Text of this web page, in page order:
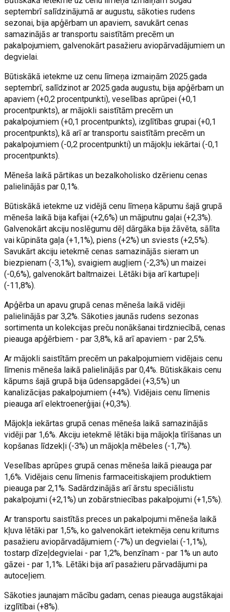
septembrī salīdzinājumā ar augustu, sākoties rudens
sezonai, bija apģērbam un apaviem, savukārt cenas
samazinājās ar transportu saistītām precēm un
pakalpojumiem, galvenokārt pasažieru aviopārvadājumiem un
degvielai.
Būtiskākā ietekme uz cenu līmeņa izmaiņām 2025.gada
septembrī, salīdzinot ar 2025.gada augustu, bija apģērbam un
apaviem (+0,2 procentpunkti), veselības aprūpei (+0,1
procentpunkts), ar mājokli saistītām precēm un
pakalpojumiem (+0,1 procentpunkts), izglītības grupai (+0,1
procentpunkts), kā arī ar transportu saistītām precēm un
pakalpojumiem (-0,2 procentpunkti) un mājokļu iekārtai (-0,1
procentpunkts).
Mēneša laikā pārtikas un bezalkoholisko dzērienu cenas
palielinājās par 0,1%.
Būtiskākā ietekme uz vidējā cenu līmeņa kāpumu šajā grupā
mēneša laikā bija kafijai (+2,6%) un mājputnu gaļai (+2,3%).
Galvenokārt akciju noslēgumu dēļ dārgāka bija žāvēta, sālīta
vai kūpināta gaļa (+1,1%), piens (+2%) un sviests (+2,5%).
Savukārt akciju ietekmē cenas samazinājās sieram un
biezpienam (-3,1%), svaigiem augļiem (-2,3%) un maizei
(-0,6%), galvenokārt baltmaizei. Lētāki bija arī kartupeļi
(-11,8%).
Apģērba un apavu grupā cenas mēneša laikā vidēji
palielinājās par 3,2%. Sākoties jaunās rudens sezonas
sortimenta un kolekcijas preču nonākšanai tirdzniecībā, cenas
pieauga apģērbiem - par 3,8%, kā arī apaviem - par 2,5%.
Ar mājokli saistītām precēm un pakalpojumiem vidējais cenu
līmenis mēneša laikā palielinājās par 0,4%. Būtiskākais cenu
kāpums šajā grupā bija ūdensapgādei (+3,5%) un
kanalizācijas pakalpojumiem (+4%). Vidējais cenu līmenis
pieauga arī elektroenerģijai (+0,3%).
Mājokļa iekārtas grupā cenas mēneša laikā samazinājās
vidēji par 1,6%. Akciju ietekmē lētāki bija mājokļa tīrīšanas un
kopšanas līdzekļi (-3%) un mājokļa mēbeles (-1,7%).
Veselības aprūpes grupā cenas mēneša laikā pieauga par
1,6%. Vidējais cenu līmenis farmaceitiskajiem produktiem
pieauga par 2,1%. Sadārdzinājās arī ārstu speciālistu
pakalpojumi (+2,1%) un zobārstniecības pakalpojumi (+1,5%).
Ar transportu saistītās preces un pakalpojumi mēneša laikā
kļuva lētāki par 1,5%, ko galvenokārt ietekmēja cenu kritums
pasažieru aviopārvadājumiem (-7%) un degvielai (-1,1%),
tostarp dīzeļdegvielai - par 1,2%, benzīnam - par 1% un auto
gāzei - par 1,1%. Lētāki bija arī pasažieru pārvadājumi pa
autoceļiem.
Sākoties jaunajam mācību gadam, cenas pieauga augstākajai
izglītībai (+8%).